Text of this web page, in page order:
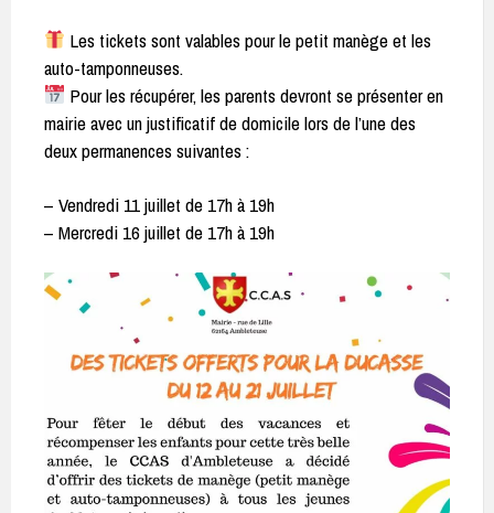
Les tickets sont valables pour le petit manège et les
auto-tamponneuses.
Pour les récupérer, les parents devront se présenter en
mairie avec un justificatif de domicile lors de l’une des
deux permanences suivantes :
– Vendredi 11 juillet de 17h à 19h
– Mercredi 16 juillet de 17h à 19h